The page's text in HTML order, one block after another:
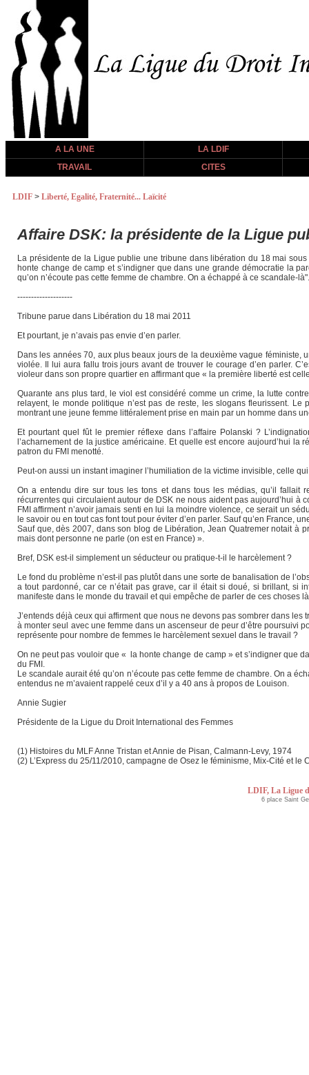
A LA UNE
LA LDIF
TRAVAIL
CITES
LDIF > Liberté, Egalité, Fraternité... Laïcité
Affaire DSK: la présidente de la Ligue
La présidente de la Ligue publie une tribune dans libération du 18 mai
honte change de camp et s’indigner que dans une grande démocratie la
qu’on n’écoute pas cette femme de chambre. On a échappé à ce scandale-là".
--------------------
Tribune parue dans Libération du 18 mai 2011
Et pourtant, je n’avais pas envie d’en parler.
Dans les années 70, aux plus beaux jours de la deuxième vague féministe,
violée. Il lui aura fallu trois jours avant de trouver le courage d’en parler.
violeur dans son propre quartier en affirmant que « la première liberté est
Quarante ans plus tard, le viol est considéré comme un crime, la lutte
relayent, le monde politique n’est pas de reste, les slogans fleurissent.
montrant une jeune femme littéralement prise en main par un homme dans
Et pourtant quel fût le premier réflexe dans l’affaire Polanski ?
l’acharnement de la justice américaine. Et quelle est encore aujourd’hui la
patron du FMI menotté.
Peut-on aussi un instant imaginer l’humiliation de la victime invisible, celle
On a entendu dire sur tous les tons et dans tous les médias, qu’il fallait
récurrentes qui circulaient autour de DSK ne nous aident pas aujourd’hui
FMI affirment n’avoir jamais senti en lui la moindre violence, ce serait un
le savoir ou en tout cas font tout pour éviter d’en parler. Sauf qu’en France,
Sauf que, dès 2007, dans son blog de Libération, Jean Quatremer notait à
mais dont personne ne parle (on est en France) ».
Bref, DSK est-il simplement un séducteur ou pratique-t-il le harcèlement ?
Le fond du problème n’est-il pas plutôt dans une sorte de banalisation de
a tout pardonné, car ce n’était pas grave, car il était si doué, si brillant, si
manifeste dans le monde du travail et qui empêche de parler de ces choses
J’entends déjà ceux qui affirment que nous ne devons pas sombrer dans
à monter seul avec une femme dans un ascenseur de peur d’être poursuivi
représente pour nombre de femmes le harcèlement sexuel dans le travail ?
On ne peut pas vouloir que « la honte change de camp » et s’indigner que
du FMI.
Le scandale aurait été qu’on n’écoute pas cette femme de chambre. On a
entendus ne m’avaient rappelé ceux d’il y a 40 ans à propos de Louison.
Annie Sugier
Présidente de la Ligue du Droit International des Femmes
(1) Histoires du MLF Anne Tristan et Annie de Pisan, Calmann-Levy, 1974
(2) L’Express du 25/11/2010, campagne de Osez le féminisme, Mix-Cité et le
LDIF, La Ligue
6 place Saint